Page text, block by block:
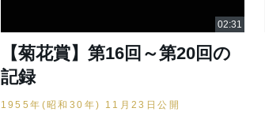
【菊花賞】第16回～第20回の
記録
1955年(昭和30年) 11月23日公開